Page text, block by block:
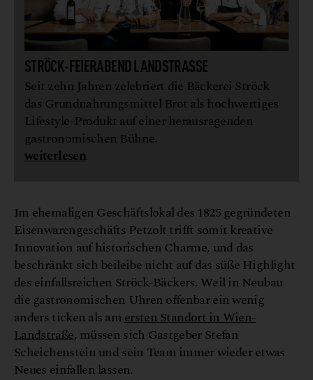
STRÖCK-FEIERABEND LANDSTRASSE
Seit zehn Jahren zelebriert die Bäckerei Ströck
das Grundnahrungsmittel Brot als hochwertiges
Lifestyle-Produkt auf einer herausragenden
gastronomischen Bühne.
weiterlesen
Im ehemaligen Geschäftslokal des 1825 gegründeten
Eisenwarengeschäfts Petzolt trifft somit kreative
Innovation auf historischen Charme, und das
beschränkt sich beileibe nicht auf das süße Highlight
des einfallsreichen Ströck-Bäckers. Weil in Neubau
die gastronomischen Uhren offenbar ein wenig
anders ticken als amersten Standort in Wien-
Landstraße, müssen sich Gastgeber Stefan
Scheichenstein und sein Team immer wieder etwas
Neues einfallen lassen.